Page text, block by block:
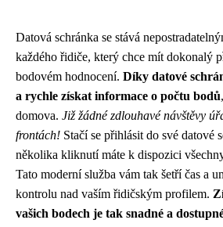
Datová schránka se stává
každého řidiče, který chce mít dokonalý
bodovém hodnocení. Díky datové
a rychle získat informace o počtu bodů
domova. Již žádné zdlouhavé návštěvy
frontách! Stačí se přihlásit do své datové
několika kliknutí máte k dispozici
Tato moderní služba vám tak šetří čas a
kontrolu nad vaším řidičským profilem.
vašich bodech je tak snadné a